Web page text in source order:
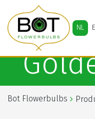
NL
Bot Flowerbulbs